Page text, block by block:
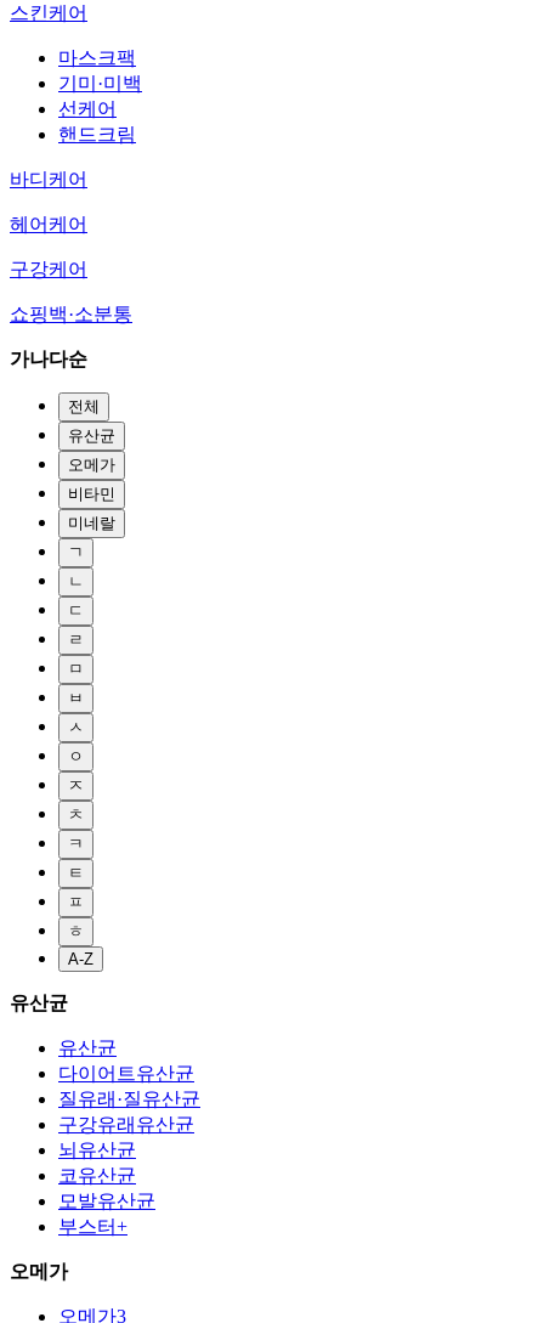
스킨케어
마스크팩
기미·미백
선케어
핸드크림
바디케어
헤어케어
구강케어
쇼핑백·소분통
가나다순
전체
유산균
오메가
비타민
미네랄
ㄱ
ㄴ
ㄷ
ㄹ
ㅁ
ㅂ
ㅅ
ㅇ
ㅈ
ㅊ
ㅋ
ㅌ
ㅍ
ㅎ
A-Z
유산균
유산균
다이어트유산균
질유래·질유산균
구강유래유산균
뇌유산균
코유산균
모발유산균
부스터+
오메가
오메가3